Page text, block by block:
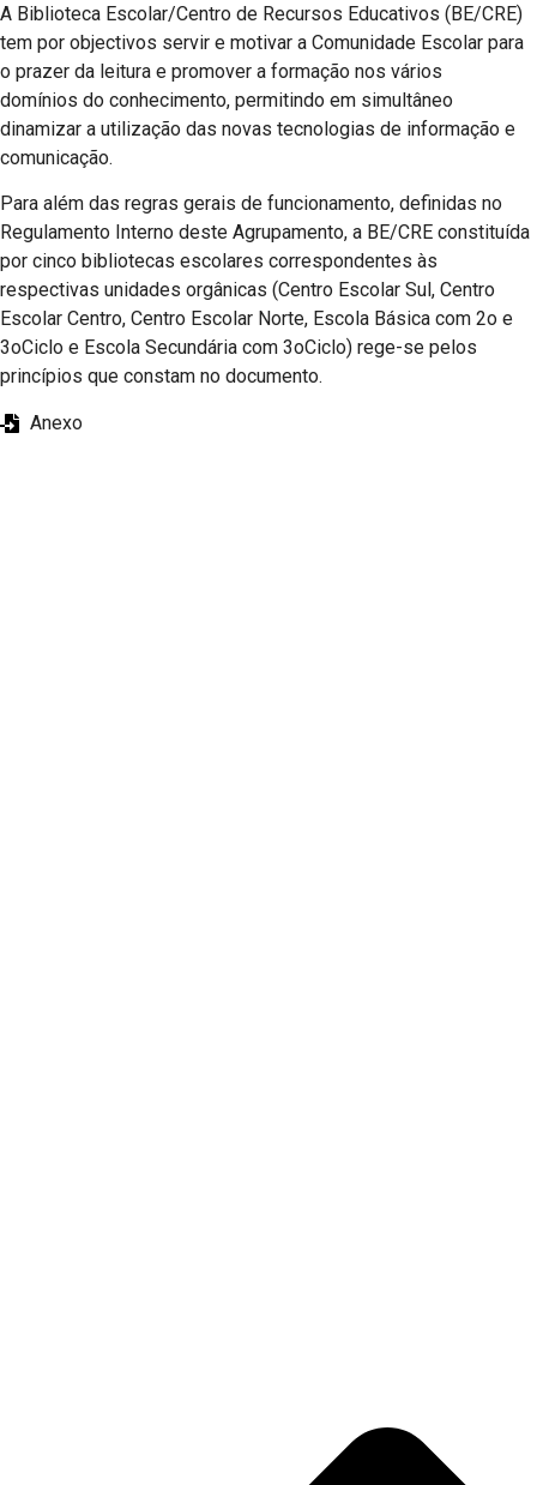
A Biblioteca Escolar/Centro de Recursos Educativos (BE/CRE)
tem por objectivos servir e motivar a Comunidade Escolar para
o prazer da leitura e promover a formação nos vários
domínios do conhecimento, permitindo em simultâneo
dinamizar a utilização das novas tecnologias de informação e
comunicação.
Para além das regras gerais de funcionamento, definidas no
Regulamento Interno deste Agrupamento, a BE/CRE constituída
por cinco bibliotecas escolares correspondentes às
respectivas unidades orgânicas (Centro Escolar Sul, Centro
Escolar Centro, Centro Escolar Norte, Escola Básica com 2o e
3oCiclo e Escola Secundária com 3oCiclo) rege-se pelos
princípios que constam no documento.
Anexo